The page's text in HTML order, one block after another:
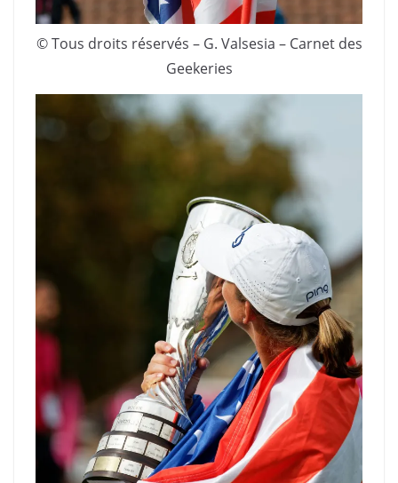
© Tous droits réservés – G. Valsesia – Carnet des
Geekeries